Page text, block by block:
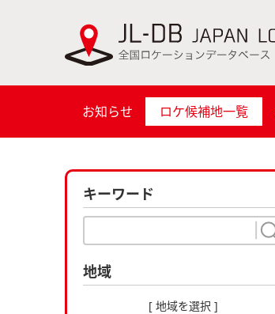
お知らせ ロケ候補地一覧
キーワード
地域
[ 地域を選択 ]